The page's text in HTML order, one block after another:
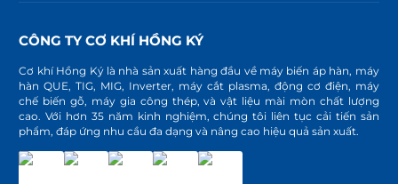
CÔNG TY CƠ KHÍ HỒNG KÝ
Cơ khí Hồng Ký là nhà sản xuất hàng đầu về máy biến áp hàn, máy
hàn QUE, TIG, MIG, Inverter, máy cắt plasma, động cơ điện, máy
chế biến gỗ, máy gia công thép, và vật liệu mài mòn chất lượng
cao. Với hơn 35 năm kinh nghiệm, chúng tôi liên tục cải tiến sản
phẩm, đáp ứng nhu cầu đa dạng và nâng cao hiệu quả sản xuất.